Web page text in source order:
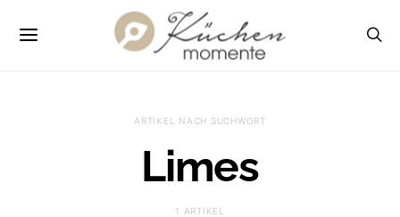
ARTIKEL NACH SUCHWORT
Limes
1 ARTIKEL